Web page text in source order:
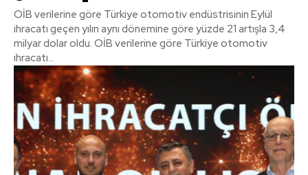
OİB verilerine göre Türkiye otomotiv endüstrisinin Eylül
ihracatı geçen yılın aynı dönemine göre yüzde 21 artışla 3,4
milyar dolar oldu. OİB verilerine göre Türkiye otomotiv
ihracatı...